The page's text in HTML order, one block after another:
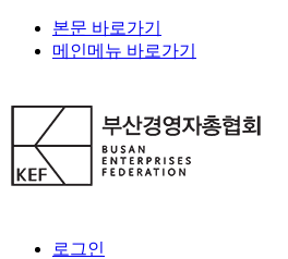
본문 바로가기
메인메뉴 바로가기
로그인